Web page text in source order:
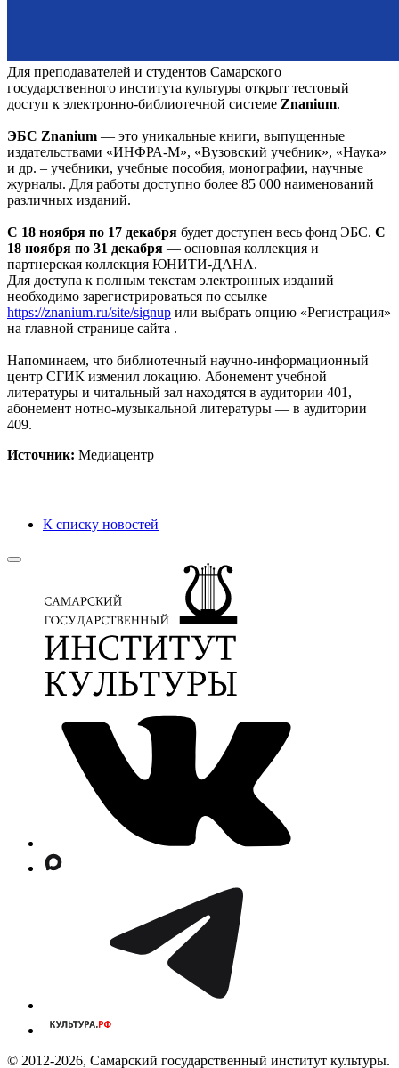
Для преподавателей и студентов Самарского
государственного института культуры открыт тестовый
доступ к электронно-библиотечной системе Znanium.
ЭБС Znanium — это уникальные книги, выпущенные
издательствами «ИНФРА-М», «Вузовский учебник», «Наука»
и др. – учебники, учебные пособия, монографии, научные
журналы. Для работы доступно более 85 000 наименований
различных изданий.
С 18 ноября по 17 декабря будет доступен весь фонд ЭБС. С
18 ноября по 31 декабря — основная коллекция и
партнерская коллекция ЮНИТИ-ДАНА.
Для доступа к полным текстам электронных изданий
необходимо зарегистрироваться по ссылке
https://znanium.ru/site/signup или выбрать опцию «Регистрация»
на главной странице сайта .
Напоминаем, что библиотечный научно-информационный
центр СГИК изменил локацию. Абонемент учебной
литературы и читальный зал находятся в аудитории 401,
абонемент нотно-музыкальной литературы — в аудитории
409.
Источник: Медиацентр
К списку новостей
© 2012-2026, Самарский государственный институт культуры.